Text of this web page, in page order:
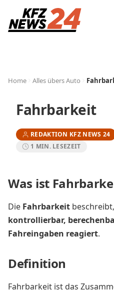
Home Alles übers Auto
Fahrbarkeit
REDAKTION KFZ NEWS 24
1 MIN. LESEZEIT
Was ist
Die Fahrbarkeit beschreibt,
kontrollierbar,
Fahreingaben reagiert.
Definition
Fahrbarkeit ist das